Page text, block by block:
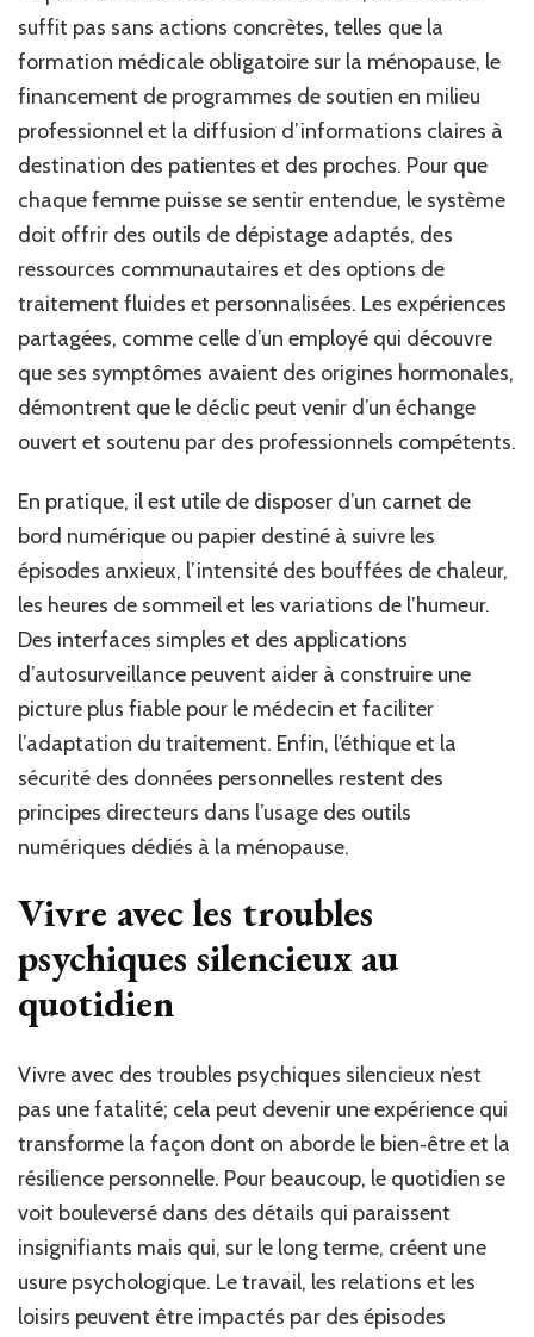
suffit pas sans actions concrètes, telles que la
formation médicale obligatoire sur la ménopause, le
financement de programmes de soutien en milieu
professionnel et la diffusion d’informations claires à
destination des patientes et des proches. Pour que
chaque femme puisse se sentir entendue, le système
doit offrir des outils de dépistage adaptés, des
ressources communautaires et des options de
traitement fluides et personnalisées. Les expériences
partagées, comme celle d’un employé qui découvre
que ses symptômes avaient des origines hormonales,
démontrent que le déclic peut venir d’un échange
ouvert et soutenu par des professionnels compétents.
En pratique, il est utile de disposer d’un carnet de
bord numérique ou papier destiné à suivre les
épisodes anxieux, l’intensité des bouffées de chaleur,
les heures de sommeil et les variations de l’humeur.
Des interfaces simples et des applications
d’autosurveillance peuvent aider à construire une
picture plus fiable pour le médecin et faciliter
l’adaptation du traitement. Enfin, l’éthique et la
sécurité des données personnelles restent des
principes directeurs dans l’usage des outils
numériques dédiés à la ménopause.
Vivre avec les troubles
psychiques silencieux au
quotidien
Vivre avec des troubles psychiques silencieux n’est
pas une fatalité; cela peut devenir une expérience qui
transforme la façon dont on aborde le bien‑être et la
résilience personnelle. Pour beaucoup, le quotidien se
voit bouleversé dans des détails qui paraissent
insignifiants mais qui, sur le long terme, créent une
usure psychologique. Le travail, les relations et les
loisirs peuvent être impactés par des épisodes